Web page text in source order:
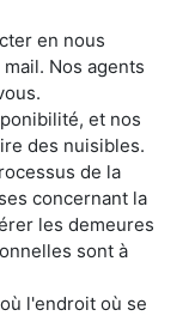
en nous
Nos agents
et nos
des nuisibles.
de la
concernant la
les demeures
sont à
l'endroit où se